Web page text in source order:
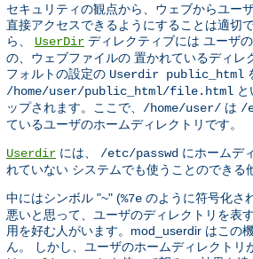
セキュリティの観点から、ウェブからユー
直接アクセスできるようにすることは適切
ら、 UserDir ディレクティブには ユーザ
の、ウェブファイルの 置かれているディレ
フォルトの設定の Userdir public_html
/home/user/public_html/file.html
ップされます。ここで、 /home/user/ は /
ているユーザのホームディレクトリです。
Userdir には、 /etc/passwd にホームデ
れていない システムでも使うことのできる
中にはシンボル "~" (%7e のように符号化さ
悪いと思って、ユーザのディレクトリを表
用を好む人がいます。mod_userdir はこの
ん。 しかし、ユーザのホームディレクトリ